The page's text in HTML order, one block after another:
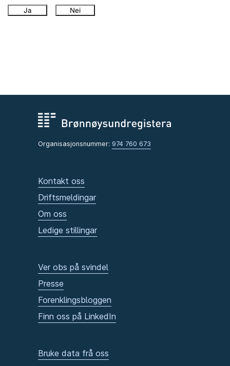
Ja Nei
Organisasjonsnummer: 974 760 673
Kontakt oss
Driftsmeldingar
Om oss
Ledige stillingar
Ver obs på svindel
Presse
Forenklingsbloggen
Finn oss på LinkedIn
Bruke data frå oss